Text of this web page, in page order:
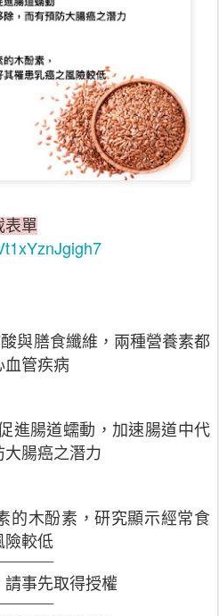
表單
與膳食纖維，兩種營養素都
血管疾病
進腸道蠕動，加速腸道中代
大腸癌之潛力
的木酚素，研究顯示經常食
險較低
事先取得授權